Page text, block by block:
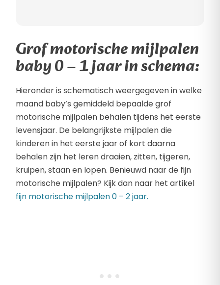
Grof motorische mijlpalen
baby 0 – 1 jaar in schema:
Hieronder is schematisch weergegeven in welke
maand baby’s gemiddeld bepaalde grof
motorische mijlpalen behalen tijdens het eerste
levensjaar. De belangrijkste mijlpalen die
kinderen in het eerste jaar of kort daarna
behalen zijn het leren draaien, zitten, tijgeren,
kruipen, staan en lopen. Benieuwd naar de fijn
motorische mijlpalen? Kijk dan naar het artikel
fijn motorische mijlpalen 0 – 2 jaar.